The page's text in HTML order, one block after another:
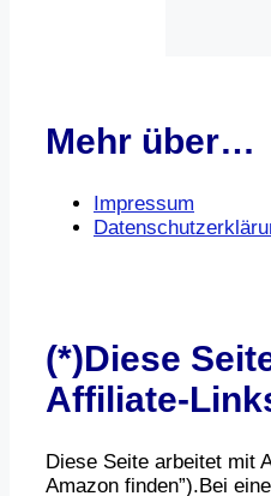
Mehr über…
Impressum
(*)Diese
Affiliate-
Diese Seite arbeitet mit
Amazon finden”).Bei